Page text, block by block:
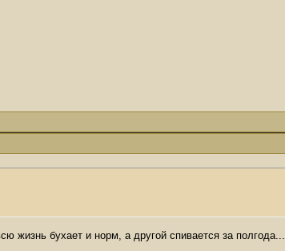
жизнь бухает и норм, а другой спивается за полгода...